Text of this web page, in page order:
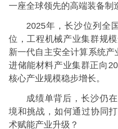
一座全球领先的高端装备制
2025年，长沙位列全
位，工程机械产业集群规
新一代自主安全计算系统产
进储能材料产业集群正向
核心产业规模稳步增长。
成绩单背后，长沙仍
境和挑战，如何通过协同
术赋能产业升级？